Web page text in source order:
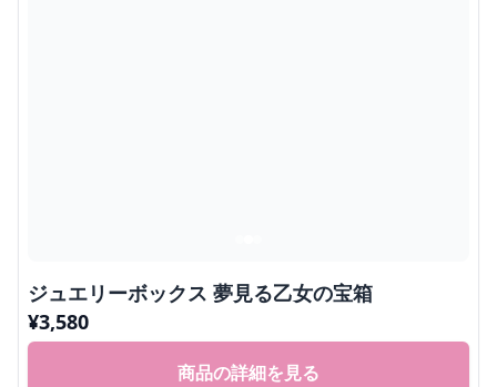
ジュエリーボックス 夢見る乙女の宝箱
¥3,580
商品の詳細を見る